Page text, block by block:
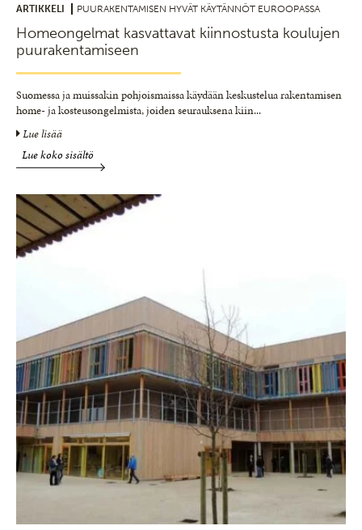
ARTIKKELI PUURAKENTAMISEN HYVÄT KÄYTÄNNÖT EUROOPASSA
Homeongelmat kasvattavat kiinnostusta koulujen
puurakentamiseen
Suomessa ja muissakin pohjoismaissa käydään keskustelua rakentamisen
home- ja kosteusongelmista, joiden seurauksena kiin...
Lue lisää
Lue koko sisältö